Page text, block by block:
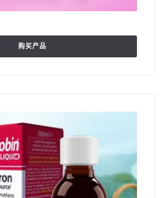
购买产品